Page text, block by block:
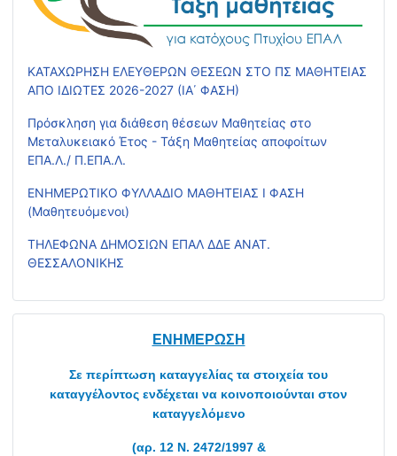
ΚΑΤΑΧΩΡΗΣΗ ΕΛΕΥΘΕΡΩΝ ΘΕΣΕΩΝ ΣΤΟ ΠΣ ΜΑΘΗΤΕΙΑΣ
ΑΠΟ ΙΔΙΩΤΕΣ 2026-2027 (ΙΑ΄ ΦΑΣΗ)
Πρόσκληση για διάθεση θέσεων Μαθητείας στο
Μεταλυκειακό Έτος - Τάξη Μαθητείας αποφοίτων
ΕΠΑ.Λ./ Π.ΕΠΑ.Λ.
ΕΝΗΜΕΡΩΤΙΚΟ ΦΥΛΛΑΔΙΟ ΜΑΘΗΤΕΙΑΣ Ι ΦΑΣΗ
(Μαθητευόμενοι)
ΤΗΛΕΦΩΝΑ ΔΗΜΟΣΙΩΝ ΕΠΑΛ ΔΔΕ ΑΝΑΤ.
ΘΕΣΣΑΛΟΝΙΚΗΣ
ΕΝΗΜΕΡΩΣΗ
Σε περίπτωση καταγγελίας τα στοιχεία του
καταγγέλοντος ενδέχεται να κοινοποιούνται στον
καταγγελόμενο
(αρ. 12 Ν. 2472/1997 &